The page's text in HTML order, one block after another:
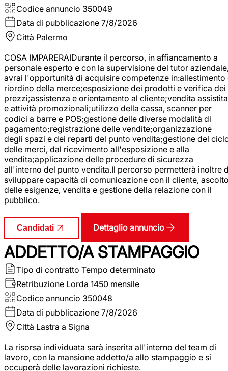
Codice annuncio 350049
Data di pubblicazione 7/8/2026
Città Palermo
COSA IMPARERAIDurante il percorso, in affiancamento a
personale esperto e con la supervisione del tutor
avrai l'opportunità di acquisire competenze in:allestimento
riordino della merce;esposizione dei prodotti e verifica dei
prezzi;assistenza e orientamento al cliente;vendita assistita
e attività promozionali;utilizzo della cassa, scanner per
codici a barre e POS;gestione delle diverse modalità di
pagamento;registrazione delle vendite;organizzazione
degli spazi e dei reparti del punto vendita;gestione del
delle merci, dal ricevimento all'esposizione e alla
vendita;applicazione delle procedure di sicurezza
all'interno del punto vendita.Il percorso permetterà inoltre
sviluppare capacità di comunicazione con il cliente,
delle esigenze, vendita e gestione della relazione con il
pubblico.
Candidati Dettaglio annuncio
ADDETTO/A STAMPAGGIO
Tipo di contratto Tempo determinato
Retribuzione Lorda 1450 mensile
Codice annuncio 350048
Data di pubblicazione 7/8/2026
Città Lastra a Signa
La risorsa individuata sarà inserita all'interno del team di
lavoro, con la mansione addetto/a allo stampaggio e si
occuperà delle lavorazioni richieste.